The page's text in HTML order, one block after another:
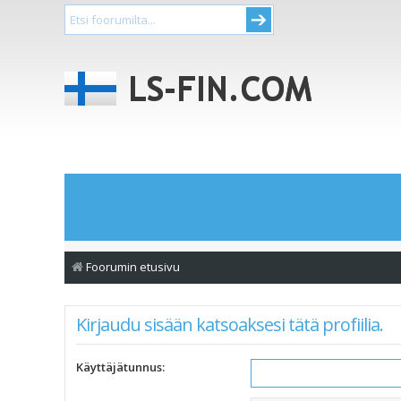
Foorumin etusivu
Kirjaudu sisään katsoaksesi tätä profiilia.
Käyttäjätunnus: